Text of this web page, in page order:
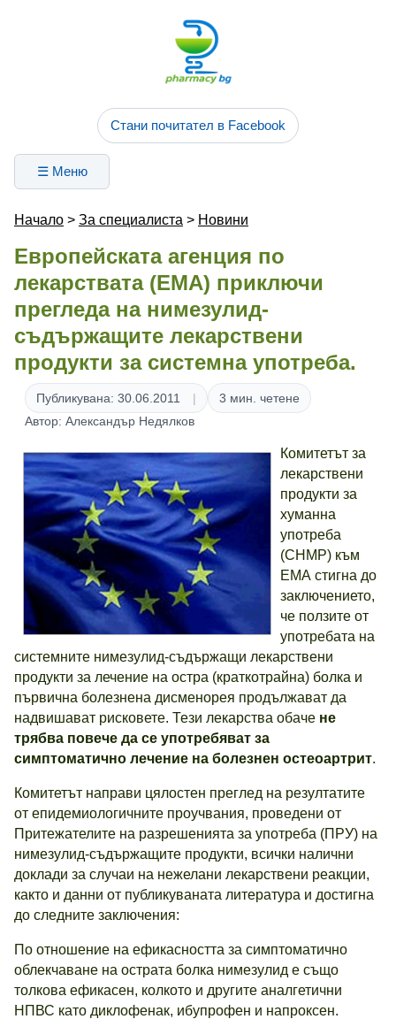
Стани почитател в Facebook
☰ Меню
Начало > За специалиста > Новини
Европейската агенция по
лекарствата (ЕМА) приключи
прегледа на нимезулид-
съдържащите лекарствени
продукти за системна употреба.
Публикувана: 30.06.2011
3 мин. четене
Автор: Александър Недялков
Комитетът за
лекарствени
продукти за
хуманна
употреба
(CHMP) към
ЕМА стигна до
заключението,
че ползите от
употребата на
системните нимезулид-съдържащи лекарствени
продукти за лечение на остра (краткотрайна) болка и
първична болезнена дисменорея продължават да
надвишават рисковете. Тези лекарства обаче не
трябва повече да се употребяват за
симптоматично лечение на болезнен остеоартрит.
Комитетът направи цялостен преглед на резултатите
от епидемиологичните проучвания, проведени от
Притежателите на разрешенията за употреба (ПРУ) на
нимезулид-съдържащите продукти, всички налични
доклади за случаи на нежелани лекарствени реакции,
както и данни от публикуваната литература и достигна
до следните заключения:
По отношение на ефикасността за симптоматично
облекчаване на острата болка нимезулид е също
толкова ефикасен, колкото и другите аналгетични
НПВС като диклофенак, ибупрофен и напроксен.